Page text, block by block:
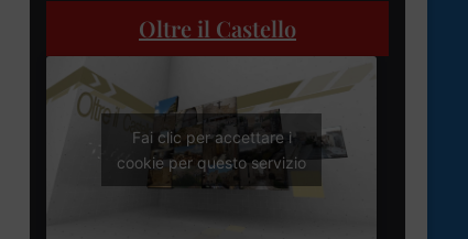
Oltre il Castello
Fai clic per accettare i
cookie per questo servizio